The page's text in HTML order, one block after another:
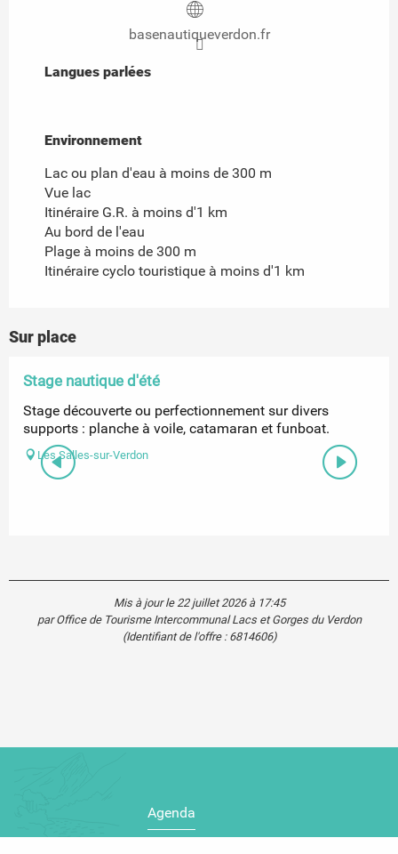
basenautiqueverdon.fr
Langues parlées
Langues parlées
Environnement
Environnement
Lac ou plan d'eau à moins de 300 m
Vue lac
Itinéraire G.R. à moins d'1 km
Au bord de l'eau
Plage à moins de 300 m
Itinéraire cyclo touristique à moins d'1 km
Sur place
Stage nautique d'été
Stage découverte ou perfectionnement sur divers
supports : planche à voile, catamaran et funboat.
Les Salles-sur-Verdon
Mis à jour le 22 juillet 2026 à 17:45
par Office de Tourisme Intercommunal Lacs et Gorges du Verdon
(Identifiant de l'offre : 6814606)
Agenda